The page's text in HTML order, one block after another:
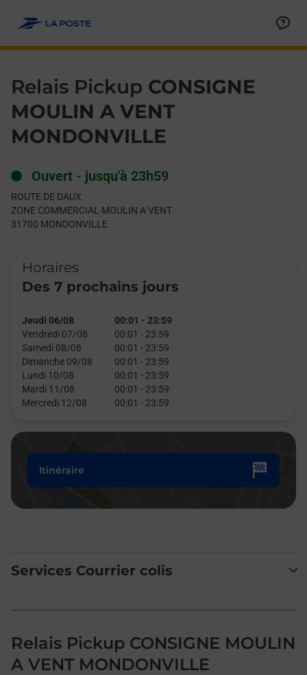
Relais Pickup CONSIGNE
MOULIN A VENT
MONDONVILLE
Ouvert - jusqu'à 23h59
ROUTE DE DAUX
ZONE COMMERCIAL MOULIN A VENT
31700 MONDONVILLE
Horaires
Des 7 prochains jours
Jeudi 06/08 00:01 - 23:59
Vendredi 07/08
00:01 - 23:59
Samedi 08/08
00:01 - 23:59
Dimanche 09/08
00:01 - 23:59
Lundi 10/08
00:01 - 23:59
Mardi 11/08
00:01 - 23:59
Mercredi 12/08
00:01 - 23:59
Itinéraire
Services Courrier colis
Relais Pickup CONSIGNE MOULIN
A VENT MONDONVILLE